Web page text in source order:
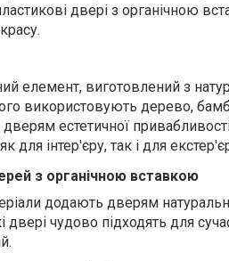
двері з органічною
елемент, виготовлений з
використовують дерево,
естетичної
для інтер'єру, так і для
з органічною вставкою
додають дверям
чудово підходять для